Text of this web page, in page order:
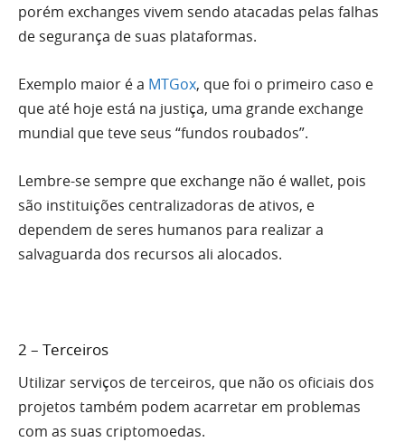
porém exchanges vivem sendo atacadas pelas falhas
de segurança de suas plataformas.
Exemplo maior é a MTGox, que foi o primeiro caso e
que até hoje está na justiça, uma grande exchange
mundial que teve seus “fundos roubados”.
Lembre-se sempre que exchange não é wallet, pois
são instituições centralizadoras de ativos, e
dependem de seres humanos para realizar a
salvaguarda dos recursos ali alocados.
2 – Terceiros
Utilizar serviços de terceiros, que não os oficiais dos
projetos também podem acarretar em problemas
com as suas criptomoedas.